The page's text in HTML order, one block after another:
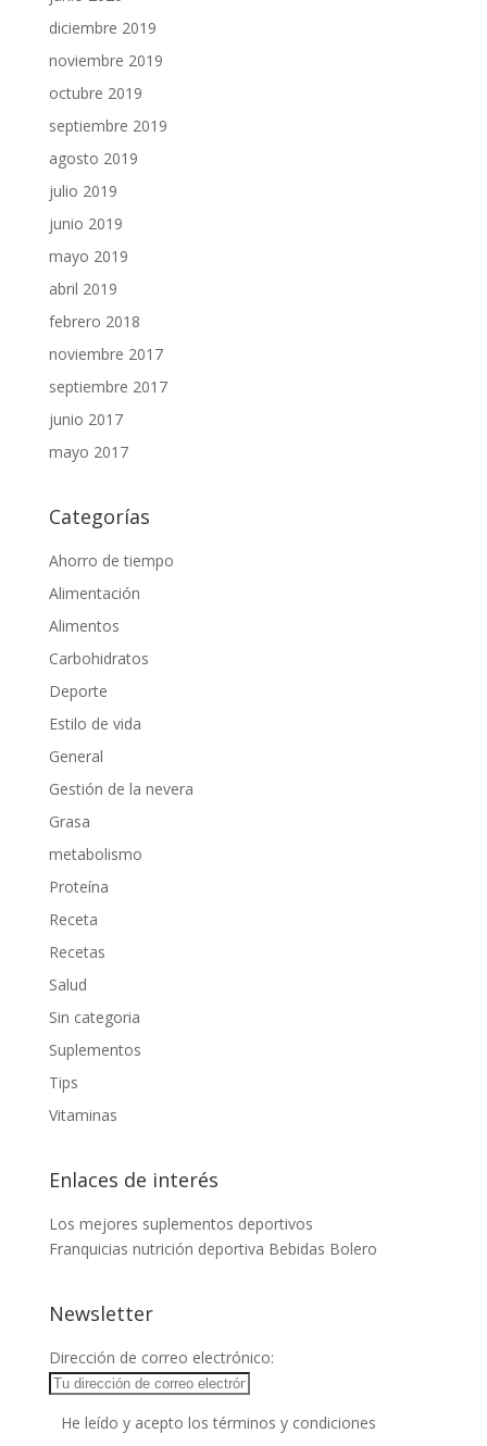
diciembre 2019
noviembre 2019
octubre 2019
septiembre 2019
agosto 2019
julio 2019
junio 2019
mayo 2019
abril 2019
febrero 2018
noviembre 2017
septiembre 2017
junio 2017
mayo 2017
Categorías
Ahorro de tiempo
Alimentación
Alimentos
Carbohidratos
Deporte
Estilo de vida
General
Gestión de la nevera
Grasa
metabolismo
Proteína
Receta
Recetas
Salud
Sin categoria
Suplementos
Tips
Vitaminas
Enlaces de interés
Los mejores suplementos deportivos
Franquicias nutrición deportiva Bebidas Bolero
Newsletter
Dirección de correo electrónico:
He leído y acepto los términos y condiciones